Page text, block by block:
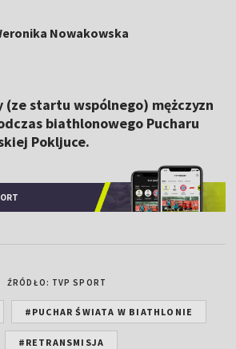
Nowakowska
(ze startu wspólnego) mężczyzn
biathlonowego Pucharu
Pokljuce.
ŹRÓDŁO: TVP SPORT
#PUCHAR ŚWIATA W BIATHLONIE
#RETRANSMISJA